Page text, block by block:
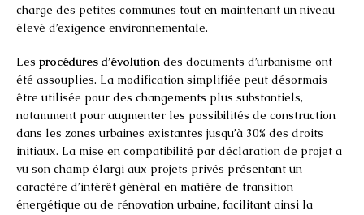
charge des petites communes tout en maintenant un niveau
élevé d’exigence environnementale.
Les procédures d’évolution des documents d’urbanisme ont
été assouplies. La modification simplifiée peut désormais
être utilisée pour des changements plus substantiels,
notamment pour augmenter les possibilités de construction
dans les zones urbaines existantes jusqu’à 30% des droits
initiaux. La mise en compatibilité par déclaration de projet a
vu son champ élargi aux projets privés présentant un
caractère d’intérêt général en matière de transition
énergétique ou de rénovation urbaine, facilitant ainsi la